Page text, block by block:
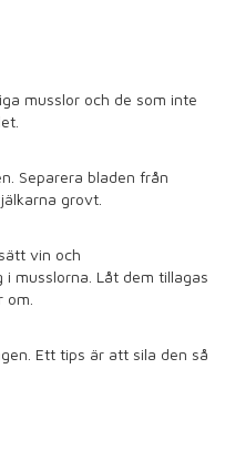
musslor och de som inte
Separera bladen från
grovt.
vin och
musslorna. Låt dem tillagas
Ett tips är att sila den så